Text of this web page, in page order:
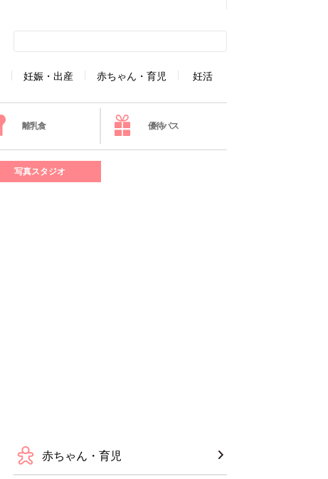
妊娠・出産 赤ちゃん・育児 妊活
離乳食 優待パス
写真スタジオ
赤ちゃん・育児